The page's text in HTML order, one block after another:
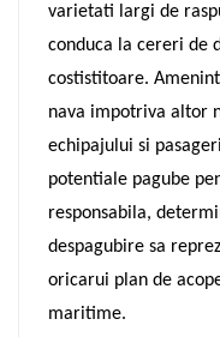
varietati largi de
conduca la cereri de
costistitoare.
nava impotriva altor
echipajului si
potentiale pagube
responsabila,
despagubire sa
oricarui plan de
maritime.